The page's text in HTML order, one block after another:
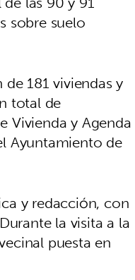
sobre suelo
181 viviendas y
total de
Vivienda y Agenda
Ayuntamiento de
y redacción, con
la visita a la
puesta en